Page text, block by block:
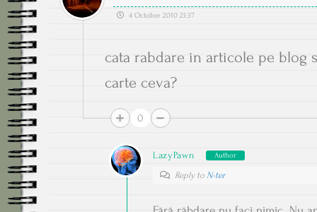
4 October 2010 21:37
cata rabdare in articole pe blog
carte ceva?
0
LazyPawn Author
Reply to N-ter